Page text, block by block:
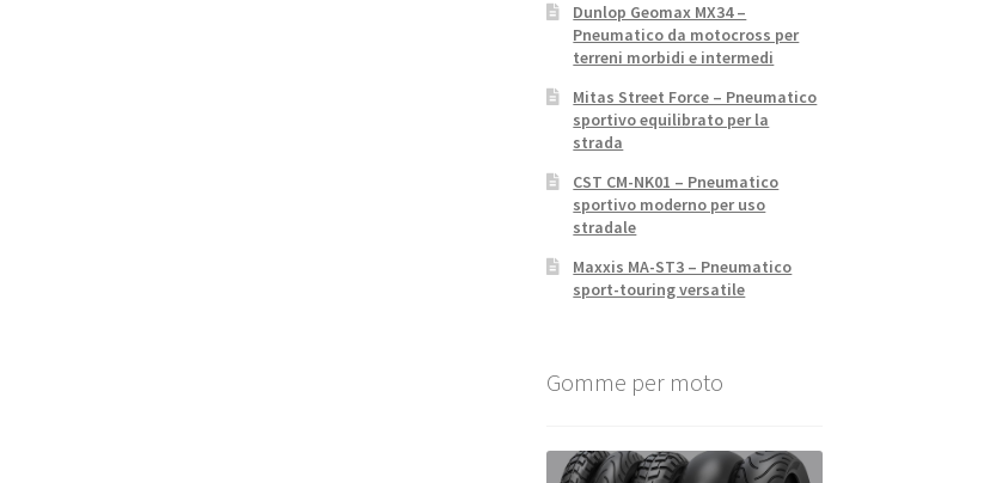
Dunlop Geomax MX34 –
Pneumatico da motocross per
terreni morbidi e intermedi
Mitas Street Force – Pneumatico
sportivo equilibrato per la
strada
CST CM-NK01 – Pneumatico
sportivo moderno per uso
stradale
Maxxis MA-ST3 – Pneumatico
sport-touring versatile
Gomme per moto